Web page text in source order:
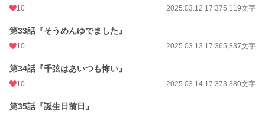
10 2025.03.12 17:375,119文字
第33話『そうめんゆでました』
10 2025.03.13 17:365,837文字
第34話『千弦はあいつも怖い』
10 2025.03.14 17:373,380文字
第35話『誕生日前日』